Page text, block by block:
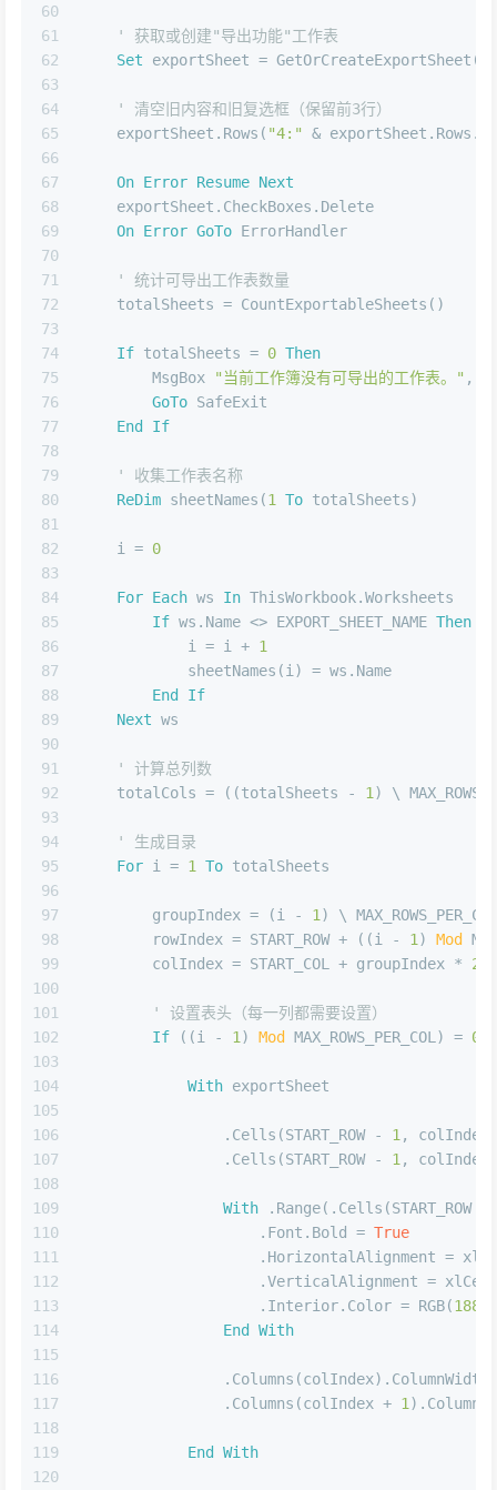
60
61
62
63
64
65
66
67
68
69
70
71
72
73
74
75
76
77
78
79
80
81
82
83
84
85
86
87
88
89
90
91
92
93
94
95
96
97
98
99
100
101
102
103
104
105
106
107
108
109
110
111
112
113
114
115
116
117
118
119
120
' 获取或创建"导出功能"工作表
Set exportSheet = GetOrCreateExportSheet()
' 清空旧内容和旧复选框（保留前3行）
    exportSheet.Rows(
"4:" &
On Error Resume Next
    exportSheet.CheckBoxes.Delete
On Error GoTo ErrorHandler
' 统计可导出工作表数量
    totalSheets = CountExportableSheets()
If totalSheets = 0 Then
        MsgBox
"当前工作簿没有可导出的工作表。" ,
GoTo SafeExit
End
If
' 收集工作表名称
ReDim sheetNames(1 To totalSheets)
    i =
0
For Each ws In ThisWorkbook.Worksheets
If ws.Name <> EXPORT_SHEET_NAME Then
            i = i +
1
            sheetNames(i) = ws.Name
End
If
Next ws
' 计算总列数
    totalCols = ((totalSheets -
1 ) \
' 生成目录
For i = 1 To totalSheets
        groupIndex = (i -
1 ) \ MAX_ROWS_PER_COL
        rowIndex = START_ROW + ((i -
1 ) Mod
        colIndex = START_COL + groupIndex *
2
' 设置表头（每一列都需要设置）
If ((i - 1 ) Mod MAX_ROWS_PER_COL) = 0
With exportSheet
                .Cells(START_ROW -
1 ,
                .Cells(START_ROW -
1 ,
With .Range(.Cells(START_ROW -
                    .Font.Bold =
True
.HorizontalAlignment =
.VerticalAlignment =
                    .Interior.Color = RGB(
188
End
With
                .Columns(colIndex +
1
End With